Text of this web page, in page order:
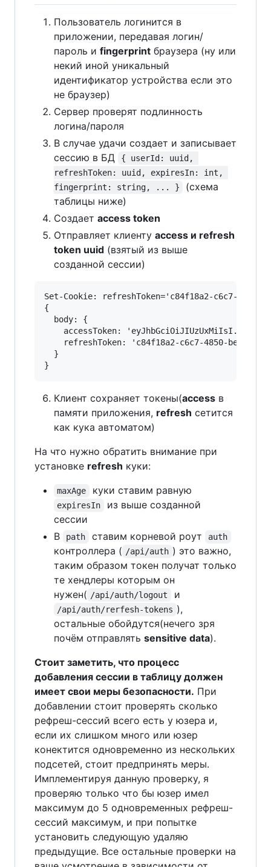
Пользователь логинится в
приложении, передавая логин/
пароль и fingerprint браузера (ну или
некий иной уникальный
идентификатор устройства если это
не браузер)
Сервер проверят подлинность
логина/пароля
В случае удачи создает и записывает
сессию в БД
{ userId: uuid,
refreshToken: uuid, expiresIn: int,
fingerprint: string, ... }
(схема
таблицы ниже)
Создает access token
Отправляет клиенту access и refresh
token uuid (взятый из выше
созданной сессии)
Set-Cookie: refreshToken='c84f18a2-c6c7-4850-
{
  body: {
    accessToken: 'eyJhbGciOiJIUzUxMiIsI...',
refreshToken: 'c84f18a2-c6c7-4850-be15-
  }
Клиент сохраняет токены(access в
памяти приложения, refresh сетится
как кука автоматом)
На что нужно обратить внимание при
установке refresh куки:
maxAge куки ставим равную
expiresIn
из выше созданной
сессии
В
path ставим корневой роут auth
контроллера ( /api/auth ) это важно,
таким образом токен получат только
те хендлеры которым он
нужен( /api/auth/logout и
/api/auth/rerfesh-tokens ),
остальные обойдутся(нечего зря
почём отправлять sensitive data).
Стоит заметить, что процесс
добавления сессии в таблицу должен
имеет свои меры безопасности. При
добавлении стоит проверять сколько
рефреш-сессий всего есть у юзера и,
если их слишком много или юзер
конектится одновременно из нескольких
подсетей, стоит предпринять меры.
Имплементируя данную проверку, я
проверяю только что бы юзер имел
максимум до 5 одновременных рефреш-
сессий максимум, и при попытке
установить следующую удаляю
предыдущие. Все остальные проверки на